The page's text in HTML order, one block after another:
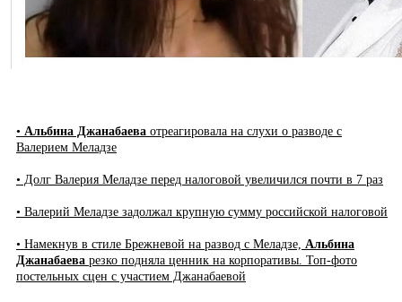
• Альбина Джанабаева отреагировала на слухи о разводе с
Валерием Меладзе
• Долг Валерия Меладзе перед налоговой увеличился почти в 7 раз
• Валерий Меладзе задолжал крупную сумму российской налоговой
• Намекнув в стиле Брежневой на развод с Меладзе, Альбина
Джанабаева резко подняла ценник на корпоративы. Топ-фото
постельных сцен с участием Джанабаевой